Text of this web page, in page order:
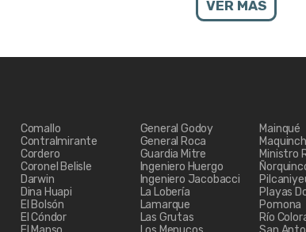
VER MÁS
Comallo
Contralmirante
Cordero
Coronel Belisle
Darwin
Dina Huapi
El Bolsón
El Cóndor
General Godoy
General Roca
Guardia Mitre
Ingeniero Huergo
Ingeniero Jacobacci
La Lobería
Lamarque
Las Grutas
Mainqué
Ministro
Playas
Pomona
Río